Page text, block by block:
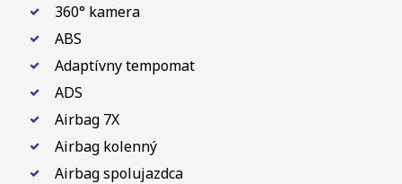
360° kamera
ABS
Adaptívny tempomat
ADS
Airbag 7X
Airbag kolenný
Airbag spolujazdca